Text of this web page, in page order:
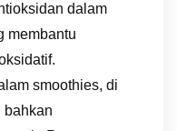
dalam
membantu
smoothies, di
bahkan